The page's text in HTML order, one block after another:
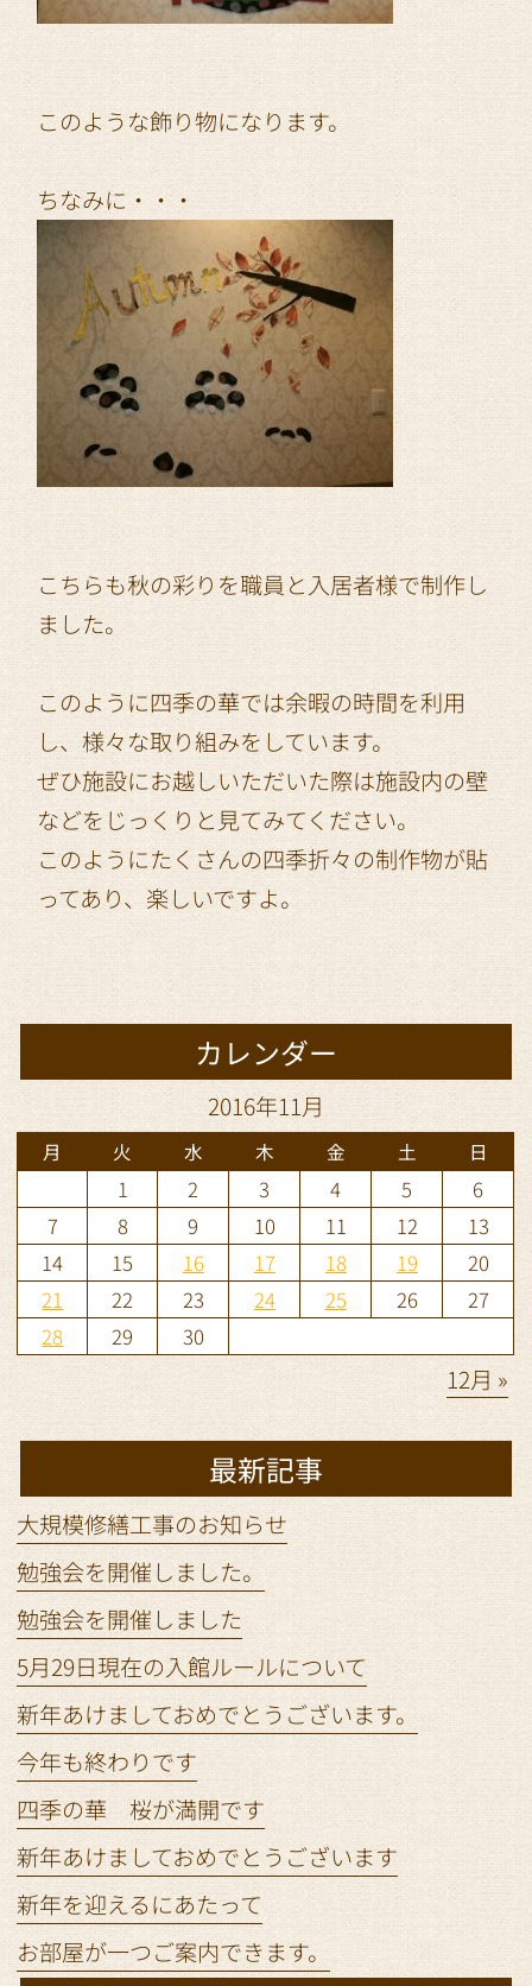
このような飾り物になります。
ちなみに・・・
こちらも秋の彩りを職員と入居者様で制作し
ました。
このように四季の華では余暇の時間を利用
し、様々な取り組みをしています。
ぜひ施設にお越しいただいた際は施設内の壁
などをじっくりと見てみてください。
このようにたくさんの四季折々の制作物が貼
ってあり、楽しいですよ。
カレンダー
2016年11月
月 火 水 木 金 土 日
1 2 3 4 5
6
7
8 9 10 11 12
13
14
15 16 17 18 19
20
21
22 23 24 25 26
27
28
29 30
12月 »
最新記事
大規模修繕工事のお知らせ
勉強会を開催しました。
勉強会を開催しました
5月29日現在の入館ルールについて
新年あけましておめでとうございます。
今年も終わりです
四季の華 桜が満開です
新年あけましておめでとうございます
新年を迎えるにあたって
お部屋が一つご案内できます。